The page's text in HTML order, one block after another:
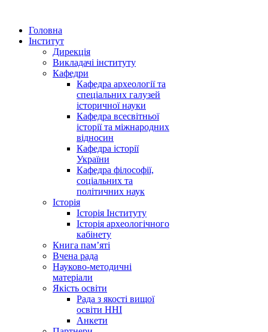
Головна
Інститут
Дирекція
Викладачі інституту
Кафедри
Кафедра археології та
спеціальних галузей
історичної науки
Кафедра всесвітньої
історії та міжнародних
відносин
Кафедра історії
України
Кафедра філософії,
соціальних та
політичних наук
Історія
Історія Інституту
Історія археологічного
кабінету
Книга памʼяті
Вчена рада
Науково-методичні
матеріали
Якість освіти
Рада з якості вищої
освіти ННІ
Анкети